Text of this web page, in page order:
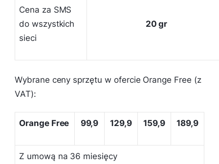
Cena za SMS
do wszystkich
sieci
20 gr
Wybrane ceny sprzętu w ofercie Orange Free (z
VAT):
Orange Free 99,9 129,9 159,9 189,9
Z umową na 36 miesięcy